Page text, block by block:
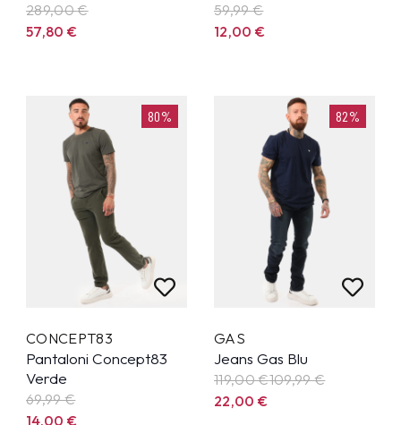
289,00€
57,80€
59,99€
12,00€
80%
CONCEPT83
Pantaloni Concept83
Verde
69,99€
14,00€
82%
GAS
Jeans Gas Blu
119,00 €109,99€
22,00€